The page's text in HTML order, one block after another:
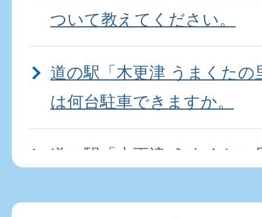
ついて教えてください。
道の駅「木更津 うまくたの
は何台駐車できますか。
道の駅「木更津 うまくたの